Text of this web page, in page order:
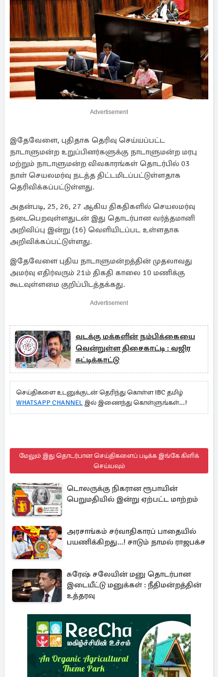
Advertisement
இதேவேளை, புதிதாக தெரிவு செய்யப்பட்ட
நாடாளுமன்ற உறுப்பினர்களுக்கு நாடாளுமன்ற மரபு
மற்றும் நாடாளுமன்ற விவகாரங்கள் தொடர்பில் 03
நாள் செயலமர்வு நடத்த திட்டமிடப்பட்டுள்ளதாக
தெரிவிக்கப்பட்டுள்ளது.
அதன்படி, 25, 26, 27 ஆகிய திகதிகளில் செயலமர்வு
நடைபெறவுள்ளதுடன் இது தொடர்பான வர்த்தமானி
அறிவிப்பு இன்று (16) வெளியிடப்பட உள்ளதாக
அறிவிக்கப்பட்டுள்ளது.
இதேவேளை புதிய நாடாளுமன்றத்தின் முதலாவது
அமர்வு எதிர்வரும் 21ம் திகதி காலை 10 மணிக்கு
கூடவுள்ளமை குறிப்பிடத்தக்கது.
Advertisement
வடக்கு மக்களின் நம்பிக்கையை
வென்றுள்ள திசைகாட்டி : வஜிர
சுட்டிக்காட்டு
செய்திகளை உடனுக்குடன் தெரிந்து கொள்ள IBC தமிழ்
WHATSAPP CHANNEL இல் இணைந்து கொள்ளுங்கள்...!
மேலும் இது தொடர்பான செய்திகளைப் படிக்க இங்கே கிளிக்
செய்யவும்
டொலருக்கு நிகரான ரூபாயின்
பெறுமதியில் இன்று ஏற்பட்ட மாற்றம்
அரசாங்கம் சர்வாதிகாரப் பாதையில்
பயணிக்கிறது...! சாடும் நாமல் ராஜபக்ச
சுரேஷ் சலேயின் மனு தொடர்பான
இடையீட்டு மனுக்கள் : நீதிமன்றத்தின்
உத்தரவு